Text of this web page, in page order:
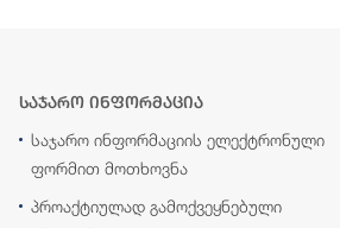
საჯარო ინფორმაცია
საჯარო ინფორმაციის ელექტრონული
ფორმით მოთხოვნა
პროაქტიულად გამოქვეყნებული